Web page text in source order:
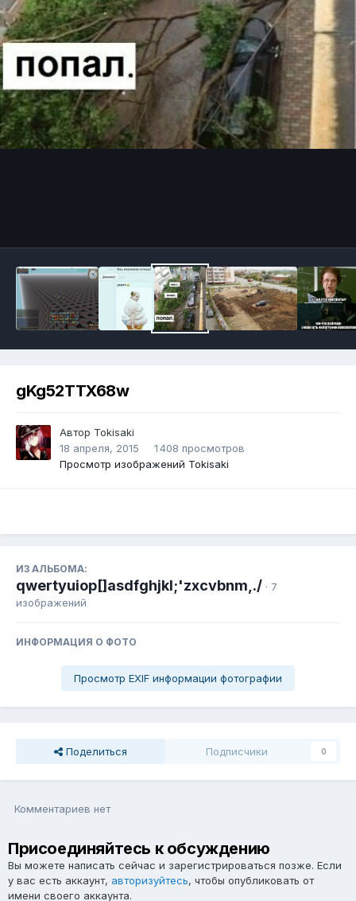
gKg52TTX68w
Автор Tokisaki
18 апреля, 2015
1 408 просмотров
Просмотр изображений Tokisaki
ИЗ АЛЬБОМА:
qwertyuiop[]asdfghjkl;'zxcvbnm,./ · 7
изображений
ИНФОРМАЦИЯ О ФОТО
Просмотр EXIF информации фотографии
Поделиться Подписчики 0
Комментариев нет
Присоединяйтесь к обсуждению
Вы можете написать сейчас и зарегистрироваться позже. Если
у вас есть аккаунт, авторизуйтесь, чтобы опубликовать от
имени своего аккаунта.